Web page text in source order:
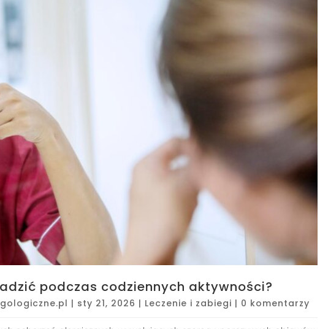
podczas codziennych aktywności?
| sty 21, 2026 | Leczenie i zabiegi | 0 komentarzy